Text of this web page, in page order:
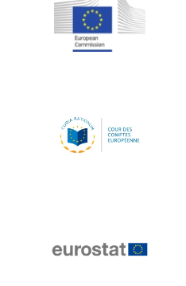
Jean-Louis Schiltz
Jean-Victor Louis
Johnny Åkerholm
Katharien L.C. Hunt